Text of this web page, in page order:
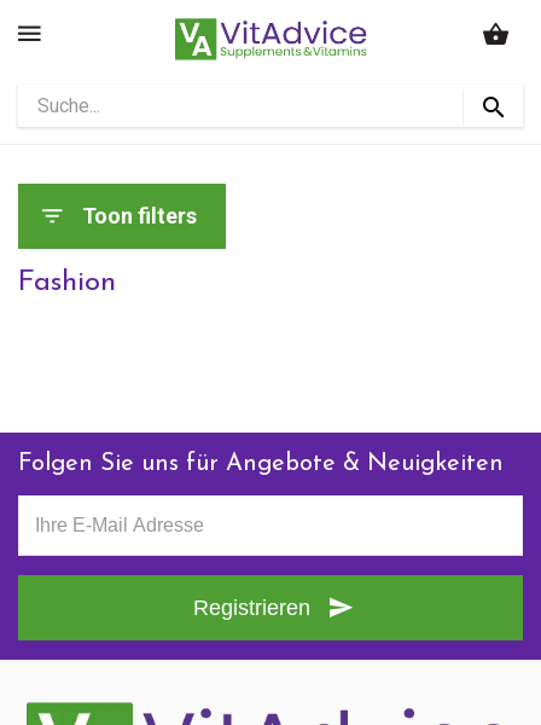
Toon filters
Fashion
Folgen Sie uns für Angebote & Neuigkeiten
Registrieren